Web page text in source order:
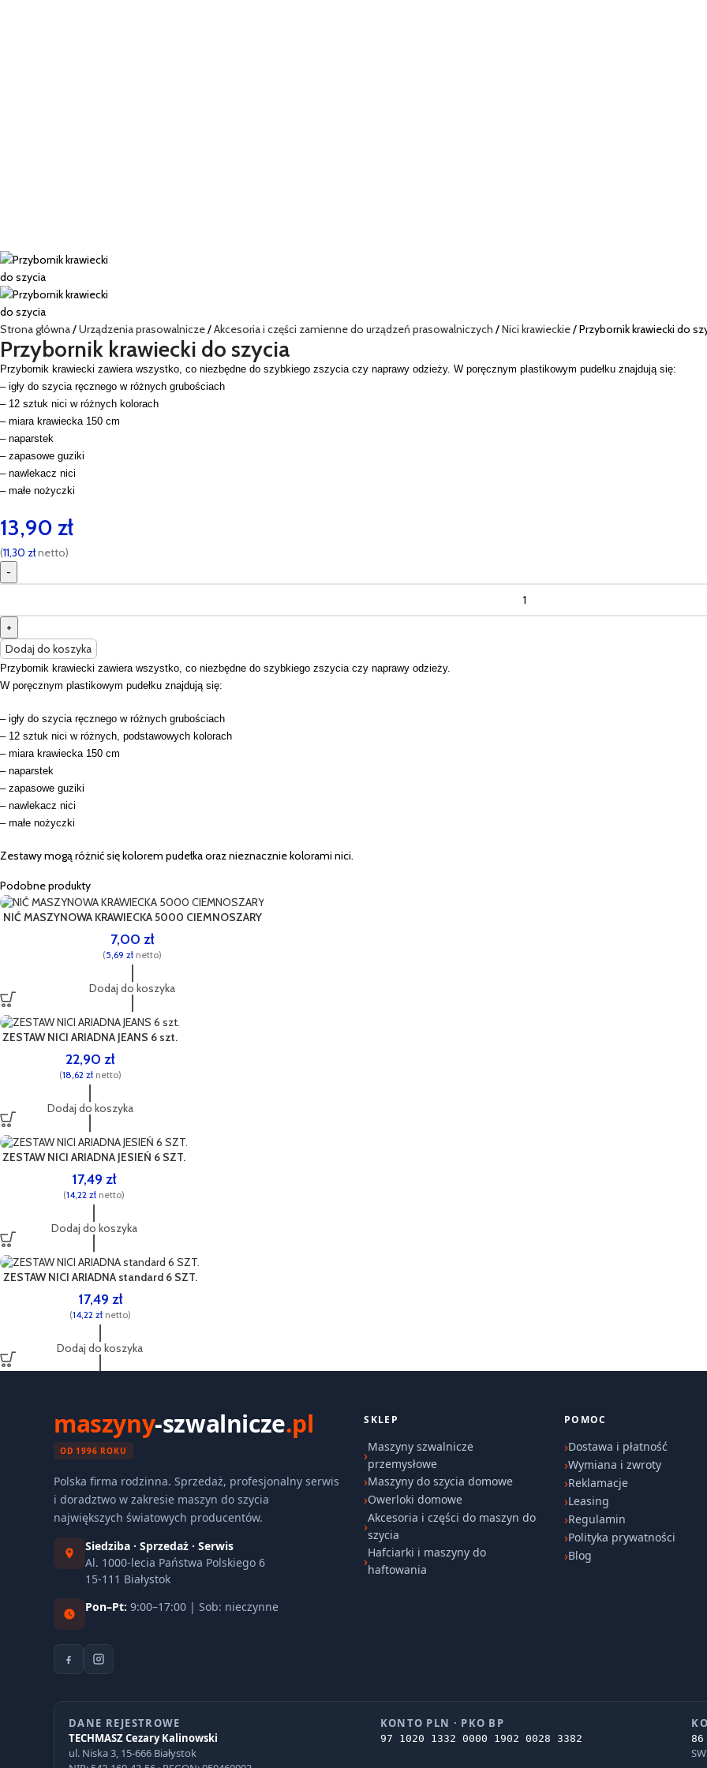
Strona główna Urządzenia prasowalnicze Akcesoria i części zamienne do urządzeń prasowalniczych Nici krawieckie Przybornik krawiecki do
Przybornik krawiecki do szycia
Przybornik krawiecki zawiera wszystko, co niezbędne do szybkiego zszycia czy naprawy odzieży. W poręcznym plastikowym pudełku znajdują się:
– igły do szycia ręcznego w różnych grubościach
– 12 sztuk nici w różnych kolorach
– miara krawiecka 150 cm
– naparstek
– zapasowe guziki
– nawlekacz nici
– małe nożyczki
13,90 zł
(11,30 złnetto)
Dodaj do koszyka
Przybornik krawiecki zawiera wszystko, co niezbędne do szybkiego zszycia czy naprawy odzieży.
W poręcznym plastikowym pudełku znajdują się:
– igły do szycia ręcznego w różnych grubościach
– 12 sztuk nici w różnych, podstawowych kolorach
– miara krawiecka 150 cm
– naparstek
– zapasowe guziki
– nawlekacz nici
– małe nożyczki
Zestawy mogą różnić się kolorem pudełka oraz nieznacznie kolorami nici.
Podobne produkty
NIĆ MASZYNOWA KRAWIECKA 5000 CIEMNOSZARY
7,00 zł
(5,69 zł netto)
Dodaj do koszyka
ZESTAW NICI ARIADNA JEANS 6 szt.
22,90 zł
(18,62 złnetto)
Dodaj do koszyka
ZESTAW NICI ARIADNA JESIEŃ 6 SZT.
17,49 zł
(14,22 zł netto)
Dodaj do koszyka
ZESTAW NICI ARIADNA standard 6 SZT.
17,49 zł
(14,22 złnetto)
Dodaj do koszyka
maszyny-szwalnicze.pl
OD 1996 ROKU
Polska firma rodzinna. Sprzedaż, profesjonalny serwis
i doradztwo w zakresie maszyn do szycia
największych światowych producentów.
Siedziba · Sprzedaż · Serwis
Al. 1000-lecia Państwa Polskiego 6
15-111 Białystok
Pon–Pt: 9:00–17:00 | Sob: nieczynne
SKLEP
Maszyny szwalnicze
przemysłowe
Maszyny do szycia domowe
Owerloki domowe
Akcesoria i części do maszyn do
szycia
Hafciarki i maszyny do
haftowania
POMOC
Dostawa i płatność
Wymiana i zwroty
Reklamacje
Leasing
Regulamin
Polityka prywatności
Blog
DANE REJESTROWE
TECHMASZ Cezary Kalinowski
ul. Niska 3, 15-666 Białystok
KONTO PLN · PKO BP
97 1020 1332 0000 1902 0028 3382